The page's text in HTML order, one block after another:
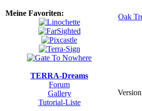
Meine Favoriten:
TERRA-Dreams
Forum
Gallery
Tutorial-Liste
Oak